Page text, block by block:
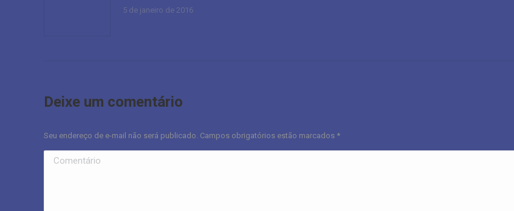
5 de janeiro de 2016
Deixe um comentário
Seu endereço de e-mail não será publicado. Campos obrigatórios estão marcados *
Comentário